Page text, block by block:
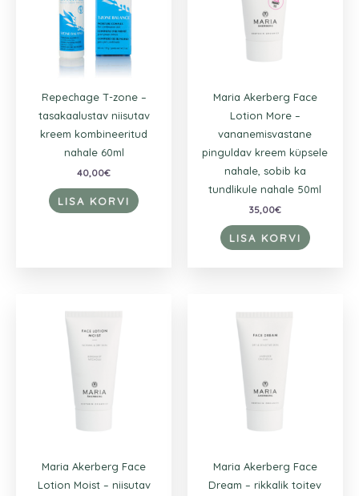
Repechage T-zone –
tasakaalustav niisutav
kreem kombineeritud
nahale 60ml
40,00€
LISA KORVI
Maria Akerberg Face
Lotion More –
vananemisvastane
pinguldav kreem küpsele
nahale, sobib ka
tundlikule nahale 50ml
35,00€
LISA KORVI
Maria Akerberg Face
Lotion Moist – niisutav
Maria Akerberg Face
Dream – rikkalik toitev